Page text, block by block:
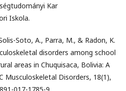
Kar
Iskola.
Soto, A., Parra, M., & Radon, K.
disorders among school
areas in Chuquisaca, Bolivia: A
Musculoskeletal Disorders, 18(1),